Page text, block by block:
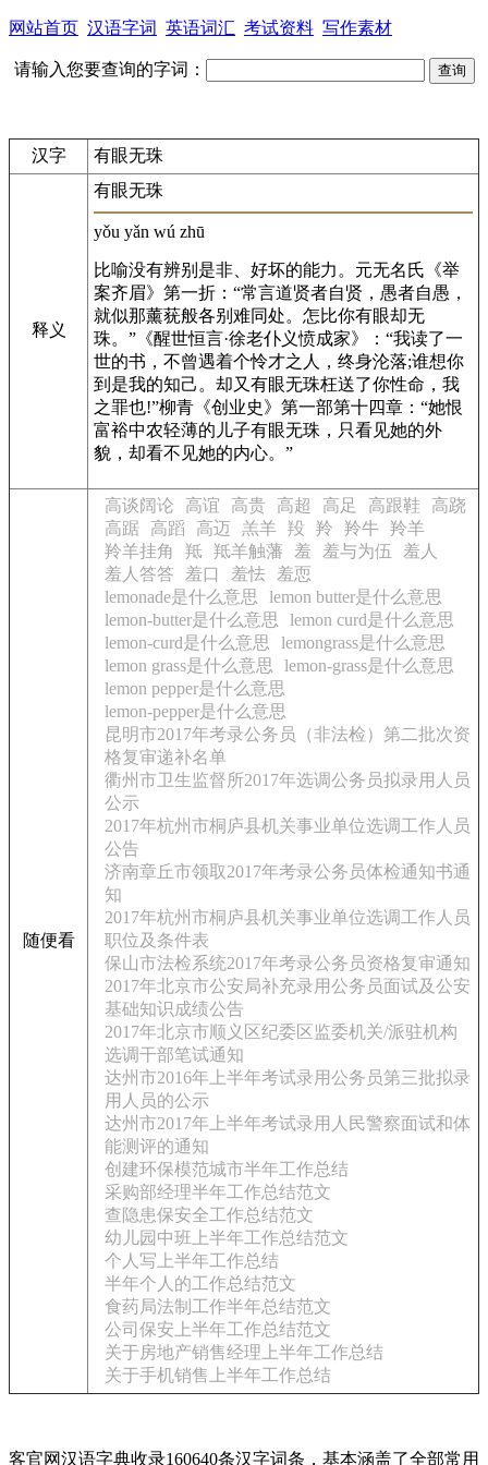
网站首页 汉语字词 英语词汇 考试资料 写作素材
请输入您要查询的字词：
汉字 有眼无珠
释义
有眼无珠
yǒu yǎn wú zhū
比喻没有辨别是非、好坏的能力。元无名氏《举
案齐眉》第一折：“常言道贤者自贤，愚者自愚，
就似那薰莸般各别难同处。怎比你有眼却无
珠。”《醒世恒言·徐老仆义愤成家》：“我读了一
世的书，不曾遇着个怜才之人，终身沦落;谁想你
到是我的知己。却又有眼无珠枉送了你性命，我
之罪也!”柳青《创业史》第一部第十四章：“她恨
富裕中农轻薄的儿子有眼无珠，只看见她的外
貌，却看不见她的内心。”
随便看
高谈阔论 高谊 高贵 高超 高足 高跟鞋
高跷
高踞
高蹈 高迈 羔羊 羖 羚 羚牛 羚羊
羚羊挂角
羝 羝羊触藩 羞 羞与为伍
羞人
羞人答答
羞口 羞怯
羞恧
lemonade是什么意思
lemon butter是什么意思
lemon-butter是什么意思
lemon curd是什么意思
lemon-curd是什么意思
lemongrass是什么意思
lemon grass是什么意思
lemon-grass是什么意思
lemon pepper是什么意思
lemon-pepper是什么意思
昆明市2017年考录公务员（非法检）第二批次资
格复审递补名单
衢州市卫生监督所2017年选调公务员拟录用人员
公示
2017年杭州市桐庐县机关事业单位选调工作人员
公告
济南章丘市领取2017年考录公务员体检通知书通
知
2017年杭州市桐庐县机关事业单位选调工作人员
职位及条件表
保山市法检系统2017年考录公务员资格复审通知
2017年北京市公安局补充录用公务员面试及公安
基础知识成绩公告
2017年北京市顺义区纪委区监委机关/派驻机构
选调干部笔试通知
达州市2016年上半年考试录用公务员第三批拟录
用人员的公示
达州市2017年上半年考试录用人民警察面试和体
能测评的通知
创建环保模范城市半年工作总结
采购部经理半年工作总结范文
查隐患保安全工作总结范文
幼儿园中班上半年工作总结范文
个人写上半年工作总结
半年个人的工作总结范文
食药局法制工作半年总结范文
公司保安上半年工作总结范文
关于房地产销售经理上半年工作总结
关于手机销售上半年工作总结
客官网汉语字典收录160640条汉字词条，基本涵盖了全部常用